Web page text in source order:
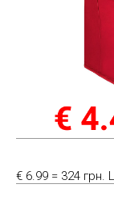
€ 6.99 = 324 грн.